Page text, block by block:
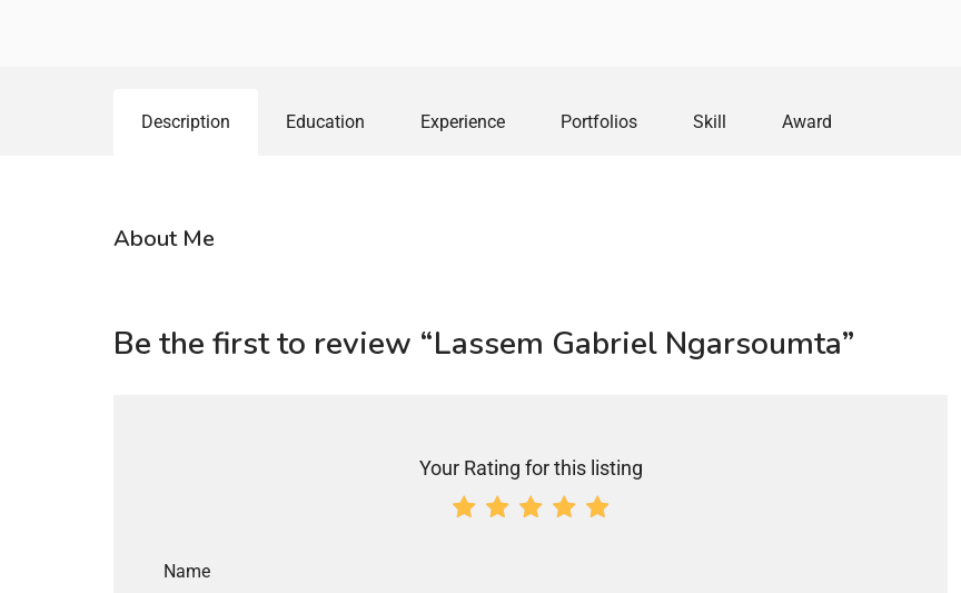
Description Education Experience Portfolios Skill Award
About Me
Be the first to review “Lassem Gabriel Ngarsoumta”
Your Rating for this listing
Name